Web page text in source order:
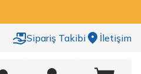
Sipariş Takibi İletişim